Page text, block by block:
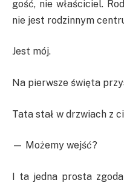
gość, nie właściciel.
nie jest rodzinnym
Jest mój.
Na pierwsze święta
Tata stał w drzwiach z
— Możemy wejść?
I ta jedna prosta